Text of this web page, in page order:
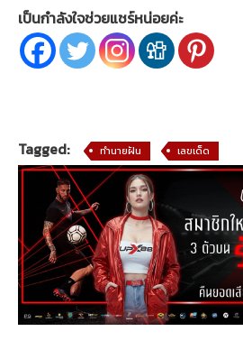
เป็นกำลังใจช่วยแชร์หน่อยค่ะ
Tagged: ทำนายฝัน เลขเด็ด